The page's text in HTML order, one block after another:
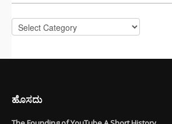
Categories
ಹೊಸದು